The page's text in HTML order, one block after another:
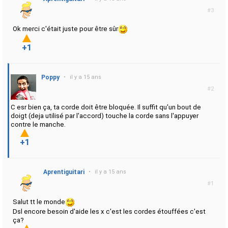
#3
Ok merci c'était juste pour être sûr
+1
#2
Poppy • il y a 15 ans
C esr bien ça, ta corde doit être bloquée. Il suffit qu'un bout de
doigt (deja utilisé par l'accord) touche la corde sans l'appuyer
contre le manche.
+1
#1
Aprentiguitari • il y a 15 ans
Salut tt le monde
Dsl encore besoin d'aide les x c'est les cordes étouffées c'est
ça?